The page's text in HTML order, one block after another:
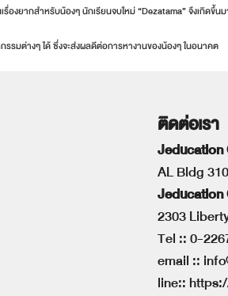
ยากสำหรับน้องๆ นักเรียนจบใหม่ “Dezatama” จึงเกิดขึ้น
มต่างๆ ได้ ซึ่งจะส่งผลดีต่อการหางานของน้องๆ ในอนาคต
ติดต่อเรา
Jeducation
AL Bldg
Jeducation
2303
Tel ::0-
email ::
line::